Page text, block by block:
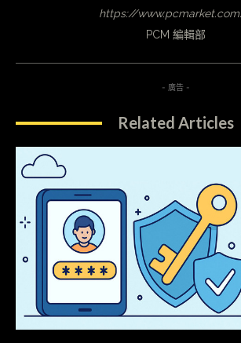
https://
PCM 編輯部
- 廣告 -
Related Articles